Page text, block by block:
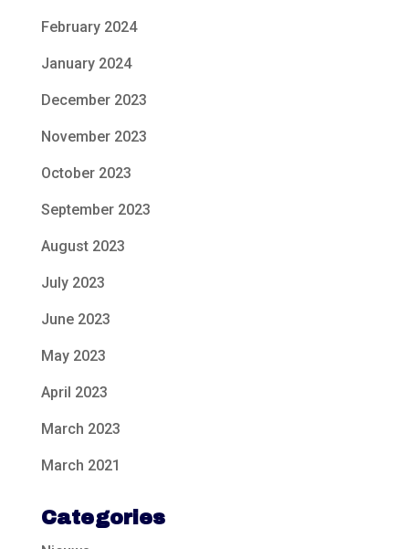
February 2024
January 2024
December 2023
November 2023
October 2023
September 2023
August 2023
July 2023
June 2023
May 2023
April 2023
March 2023
March 2021
Categories